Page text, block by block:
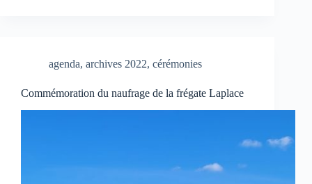
agenda, archives 2022, cérémonies
Commémoration du naufrage de la frégate Laplace